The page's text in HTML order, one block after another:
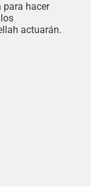
para hacer
actuarán.